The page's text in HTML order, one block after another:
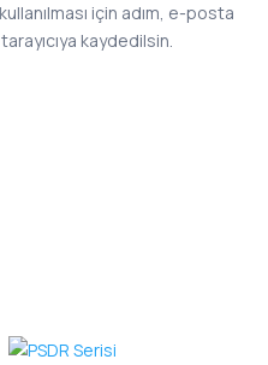
için adım, e-posta
kaydedilsin.